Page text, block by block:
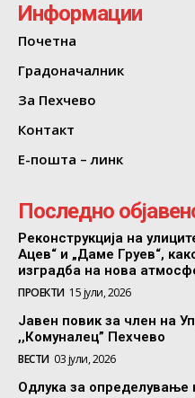
Информации
Почетна
Градоначалник
За Пехчево
Контакт
Е-пошта – линк
Последно
Реконструкција на
Ацев“ и „Даме Груев“,
изградба на нова
ПРОЕКТИ 15 јули, 2026
Јавен повик за член на
,,Комуналец” Пехчево
ВЕСТИ 03 јули, 2026
Одлука за определување